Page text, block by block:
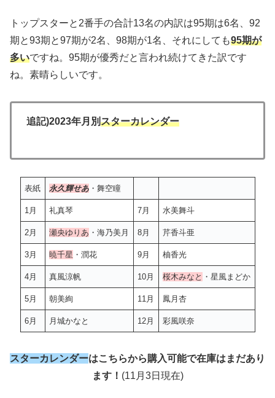
トップスターと2番手の合計13名の内訳は95期は6名、92
期と93期と97期が2名、98期が1名、それにしても95期が
多いですね。95期が優秀だと言われ続けてきた訳です
ね。素晴らしいです。
追記)2023年月別スターカレンダー
表紙 永久輝せあ・舞空瞳
1月 礼真琴 7月 水美舞斗
2月 瀬央ゆりあ ・海乃美月 8月 芹香斗亜
3月 暁千星 ・潤花 9月 柚香光
4月 真風涼帆 10月 桜木みなと ・星風まどか
5月 朝美絢 11月 鳳月杏
6月 月城かなと 12月 彩風咲奈
スターカレンダーはこちらから購入可能で在庫はまだあり
ます！ (11月3日現在)